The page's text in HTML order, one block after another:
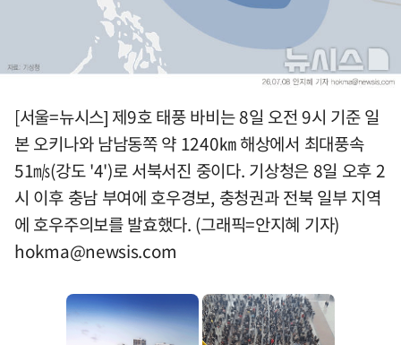
[서울=뉴시스] 제9호 태풍 바비는 8일 오전 9시 기준 일
본 오키나와 남남동쪽 약 1240㎞ 해상에서 최대풍속
51㎧(강도 '4')로 서북서진 중이다. 기상청은 8일 오후 2
시 이후 충남 부여에 호우경보, 충청권과 전북 일부 지역
에 호우주의보를 발효했다. (그래픽=안지혜 기자)
hokma@newsis.com